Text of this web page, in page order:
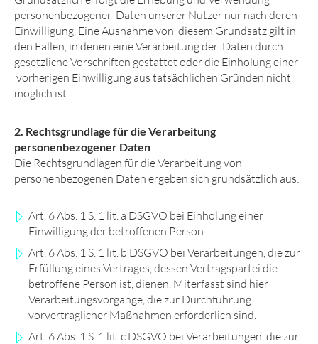
personenbezogener Daten unserer Nutzer nur nach deren
Einwilligung. Eine Ausnahme von diesem Grundsatz gilt in
den Fällen, in denen eine Verarbeitung der Daten durch
gesetzliche Vorschriften gestattet oder die Einholung einer
vorherigen Einwilligung aus tatsächlichen Gründen nicht
möglich ist.
2. Rechtsgrundlage für die Verarbeitung
personenbezogener Daten
Die Rechtsgrundlagen für die Verarbeitung von
personenbezogenen Daten ergeben sich grundsätzlich aus:
Art. 6 Abs. 1 S. 1 lit. a DSGVO bei Einholung einer
Einwilligung der betroffenen Person.
Art. 6 Abs. 1 S. 1 lit. b DSGVO bei Verarbeitungen, die zur
Erfüllung eines Vertrages, dessen Vertragspartei die
betroffene Person ist, dienen. Miterfasst sind hier
Verarbeitungsvorgänge, die zur Durchführung
vorvertraglicher Maßnahmen erforderlich sind.
Art. 6 Abs. 1 S. 1 lit. c DSGVO bei Verarbeitungen, die zur